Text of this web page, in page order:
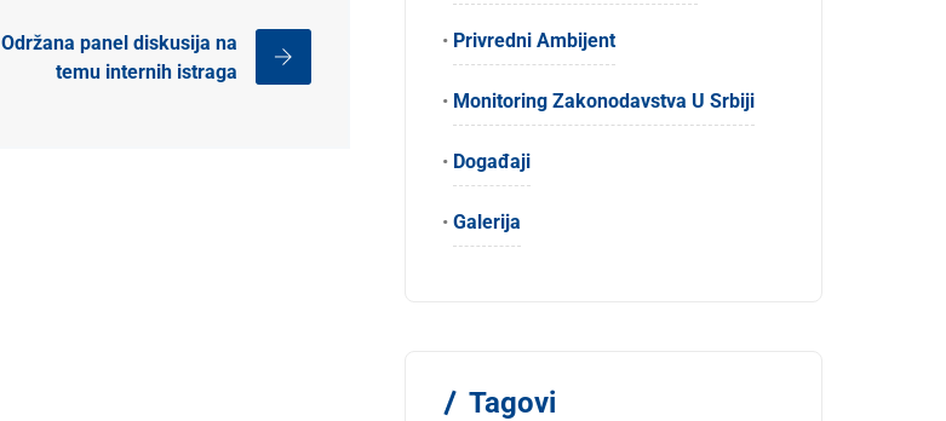
Održana panel diskusija na
temu internih istraga
• Privredni Ambijent
• Monitoring Zakonodavstva U Srbiji
• Događaji
• Galerija
Tagovi